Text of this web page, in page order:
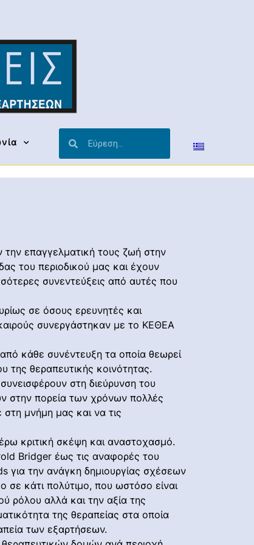
επαγγελματική τους ζωή στην
του περιοδικού μας και έχουν
συνεντεύξεις από αυτές που
σε όσους ερευνητές και
συνεργάστηκαν με το ΚΕΘΕΑ
κάθε συνέντευξη τα οποία θεωρεί
της θεραπευτικής κοινότητας.
στη διεύρυνση του
στην πορεία των χρόνων πολλές
στη μνήμη μας και να τις
κριτική σκέψη και αναστοχασμό.
Bridger έως τις αναφορές του
για την ανάγκη δημιουργίας σχέσεων
σε κάτι πολύτιμο, που ωστόσο είναι
ρόλου αλλά και την αξία της
της θεραπείας στα οποία
των εξαρτήσεων.